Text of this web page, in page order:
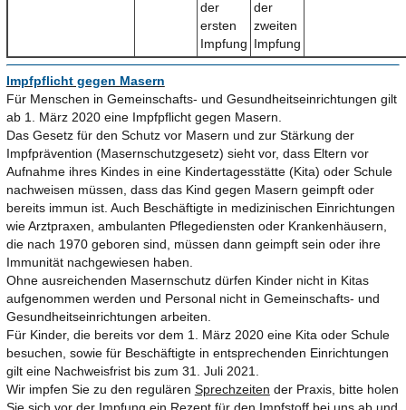
der
ersten
Impfung
der
zweiten
Impfung
Impfpflicht gegen Masern
Für Menschen in Gemeinschafts- und Gesundheitseinrichtungen gilt
ab 1. März 2020 eine Impfpflicht gegen Masern.
Das Gesetz für den Schutz vor Masern und zur Stärkung der
Impfprävention (Masernschutzgesetz) sieht vor, dass Eltern vor
Aufnahme ihres Kindes in eine Kindertagesstätte (Kita) oder Schule
nachweisen müssen, dass das Kind gegen Masern geimpft oder
bereits immun ist. Auch Beschäftigte in medizinischen Einrichtungen
wie Arztpraxen, ambulanten Pflegediensten oder Krankenhäusern,
die nach 1970 geboren sind, müssen dann geimpft sein oder ihre
Immunität nachgewiesen haben.
Ohne ausreichenden Masernschutz dürfen Kinder nicht in Kitas
aufgenommen werden und Personal nicht in Gemeinschafts- und
Gesundheitseinrichtungen arbeiten.
Für Kinder, die bereits vor dem 1. März 2020 eine Kita oder Schule
besuchen, sowie für Beschäftigte in entsprechenden Einrichtungen
gilt eine Nachweisfrist bis zum 31. Juli 2021.
Wir impfen Sie zu den regulären Sprechzeiten der Praxis, bitte holen